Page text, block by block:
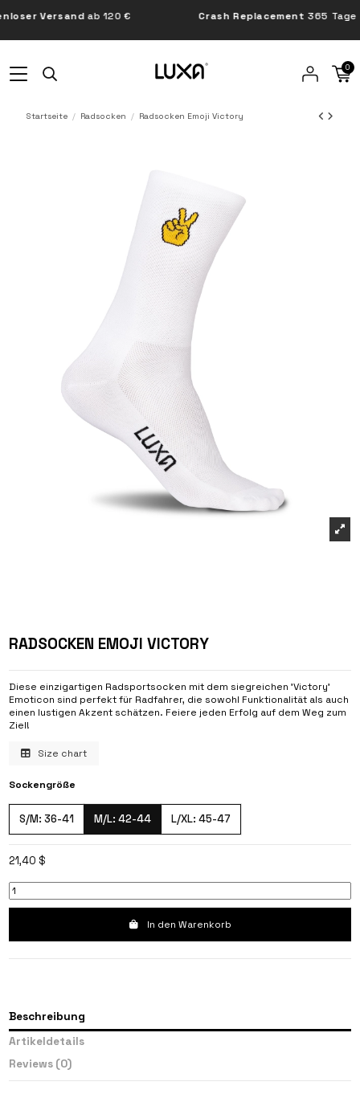
Versandab 120 € Crash Replacement365 Tage
0
Startseite Radsocken Radsocken Emoji Victory
RADSOCKEN EMOJI VICTORY
Diese einzigartigen Radsportsocken mit dem siegreichen 'Victory'
Emoticon sind perfekt für Radfahrer, die sowohl Funktionalität als auch
einen lustigen Akzent schätzen. Feiere jeden Erfolg auf dem Weg zum
Ziel!
Size chart
Sockengröße
S/M: 36-41 M/L: 42-44 L/XL: 45-47
21,40 $
In den Warenkorb
Beschreibung
Artikeldetails
Reviews (0)